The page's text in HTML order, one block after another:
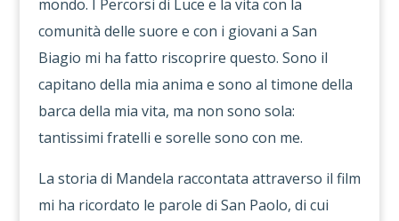
mondo. I Percorsi di Luce e la vita con la
comunità delle suore e con i giovani a San
Biagio mi ha fatto riscoprire questo. Sono il
capitano della mia anima e sono al timone della
barca della mia vita, ma non sono sola:
tantissimi fratelli e sorelle sono con me.
La storia di Mandela raccontata attraverso il film
mi ha ricordato le parole di San Paolo, di cui